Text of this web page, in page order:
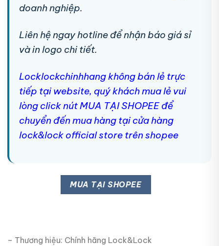
doanh nghiệp.
Liên hệ ngay hotline để nhận báo giá sỉ
và in logo chi tiết.
Locklockchinhhang không bán lẻ trực
tiếp tại website, quý khách mua lẻ vui
lòng click nút MUA TẠI SHOPEE để
chuyển đến mua hàng tại cửa hàng
lock&lock official store trên shopee
MUA TẠI SHOPEE
– Thương hiệu: Chính hãng Lock&Lock